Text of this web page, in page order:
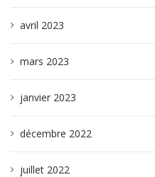
avril 2023
mars 2023
janvier 2023
décembre 2022
juillet 2022